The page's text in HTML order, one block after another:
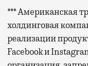
*** Американская
холдинговая
реализации
Facebook и